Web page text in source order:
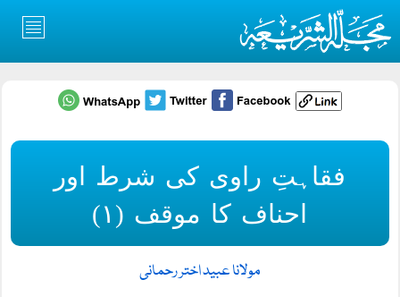
فقاہتِ راوی کی شرط اور
احناف کا موقف (۱)
مولانا عبید اختر رحمانی